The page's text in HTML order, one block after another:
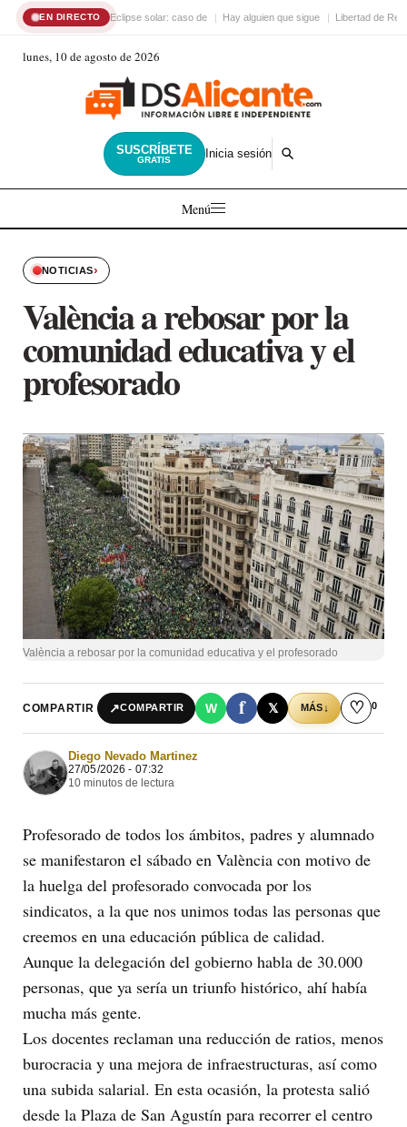
EN DIRECTO Eclipse solar: caso de Hay alguien que sigue Libertad de
lunes, 10 de agosto de 2026
SUSCRÍBETE
GRATIS Inicia sesión
Menú
NOTICIAS›
València a rebosar por la
comunidad educativa y el
profesorado
València a rebosar por la comunidad educativa y el profesorado
COMPARTIR ↗COMPARTIR W f 𝕏 MÁS↓ ♡ 0
Diego Nevado Martinez
27/05/2026 - 07:32
10 minutos de lectura
Profesorado de todos los ámbitos, padres y alumnado
se manifestaron el sábado en València con motivo de
la huelga del profesorado convocada por los
sindicatos, a la que nos unimos todas las personas que
creemos en una educación pública de calidad.
Aunque la delegación del gobierno habla de 30.000
personas, que ya sería un triunfo histórico, ahí había
mucha más gente.
Los docentes reclaman una reducción de ratios, menos
burocracia y una mejora de infraestructuras, así como
una subida salarial. En esta ocasión, la protesta salió
desde la Plaza de San Agustín para recorrer el centro